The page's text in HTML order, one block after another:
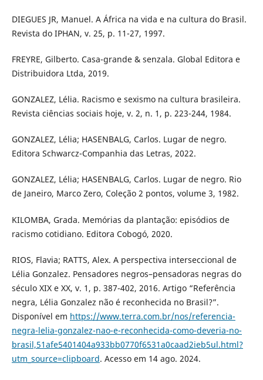
DIEGUES JR, Manuel. A África na vida e na cultura do Brasil.
Revista do IPHAN, v. 25, p. 11-27, 1997.
FREYRE, Gilberto. Casa-grande & senzala. Global Editora e
Distribuidora Ltda, 2019.
GONZALEZ, Lélia. Racismo e sexismo na cultura brasileira.
Revista ciências sociais hoje, v. 2, n. 1, p. 223-244, 1984.
GONZALEZ, Lélia; HASENBALG, Carlos. Lugar de negro.
Editora Schwarcz-Companhia das Letras, 2022.
GONZALEZ, Lélia; HASENBALG, Carlos. Lugar de negro. Rio
de Janeiro, Marco Zero, Coleção 2 pontos, volume 3, 1982.
KILOMBA, Grada. Memórias da plantação: episódios de
racismo cotidiano. Editora Cobogó, 2020.
RIOS, Flavia; RATTS, Alex. A perspectiva interseccional de
Lélia Gonzalez. Pensadores negros–pensadoras negras do
século XIX e XX, v. 1, p. 387-402, 2016. Artigo “Referência
negra, Lélia Gonzalez não é reconhecida no Brasil?”.
Disponível em https://www.terra.com.br/nos/referencia-
negra-lelia-gonzalez-nao-e-reconhecida-como-deveria-no-
brasil,51afe5401404a933bb0770f6531a0caad2ieb5ul.html?
utm_source=clipboard. Acesso em 14 ago. 2024.